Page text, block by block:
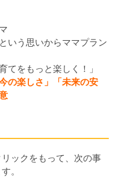
いう思いからママプラン
てをもっと楽しく！」
今の楽しさ」「未来の安
ックをもって、次の事
。